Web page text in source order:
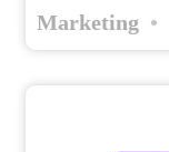
Marketing